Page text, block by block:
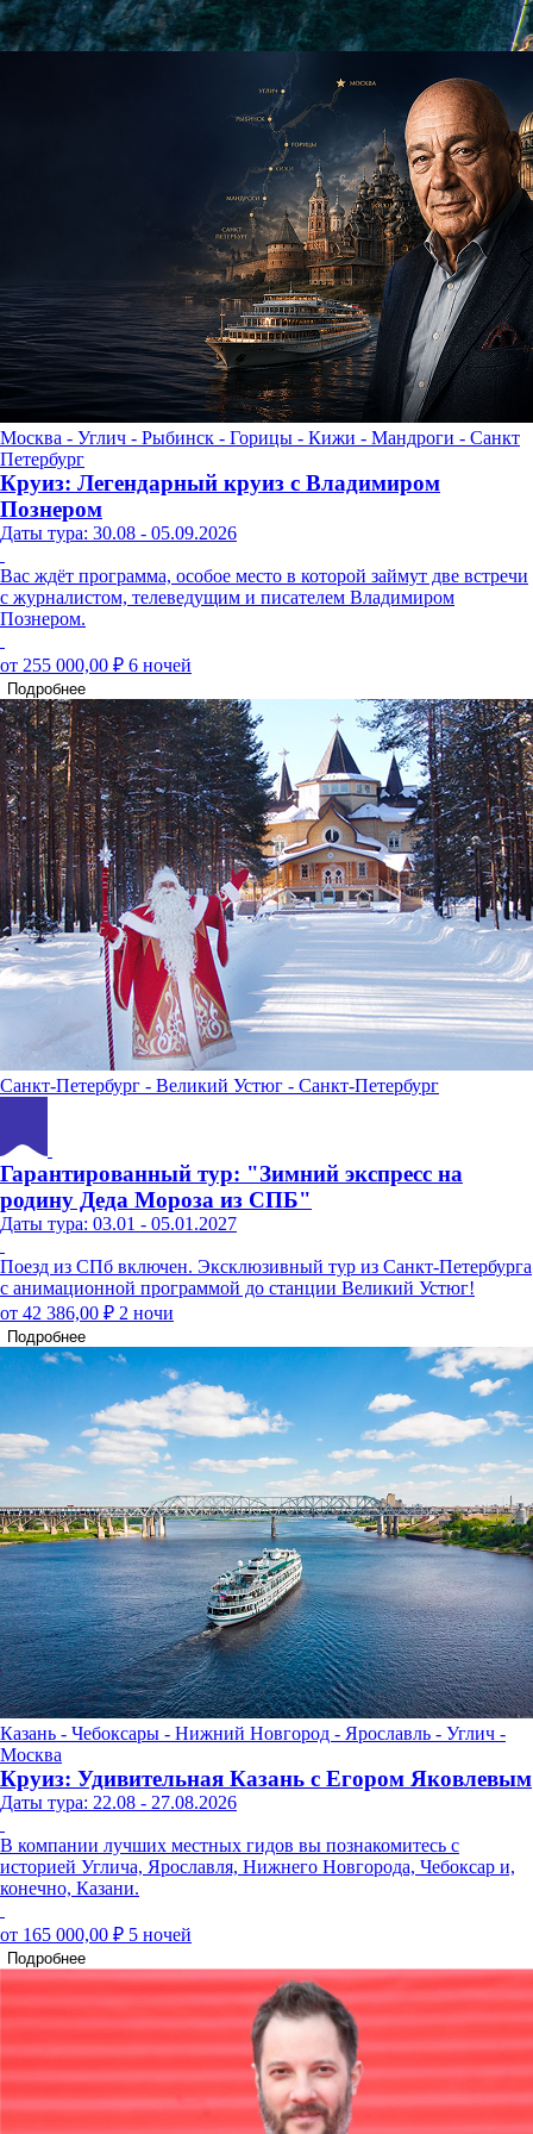
Москва - Углич - Рыбинск - Горицы - Кижи - Мандроги - Санкт
Петербург
Круиз: Легендарный круиз с Владимиром
Познером
Даты тура: 30.08 - 05.09.2026
Вас ждёт программа, особое место в которой займут две встречи
с журналистом, телеведущим и писателем Владимиром
Познером.
от 255 000,00 ₽ 6 ночей
Подробнее
Санкт-Петербург - Великий Устюг - Санкт-Петербург
Гарантированный тур: "Зимний экспресс на
родину Деда Мороза из СПБ"
Даты тура: 03.01 - 05.01.2027
Поезд из СПб включен. Эксклюзивный тур из Санкт-Петербурга
с анимационной программой до станции Великий Устюг!
от 42 386,00 ₽ 2 ночи
Подробнее
Казань - Чебоксары - Нижний Новгород - Ярославль - Углич -
Москва
Круиз: Удивительная Казань с Егором Яковлевым
Даты тура: 22.08 - 27.08.2026
В компании лучших местных гидов вы познакомитесь с
историей Углича, Ярославля, Нижнего Новгорода, Чебоксар и,
конечно, Казани.
от 165 000,00 ₽ 5 ночей
Подробнее